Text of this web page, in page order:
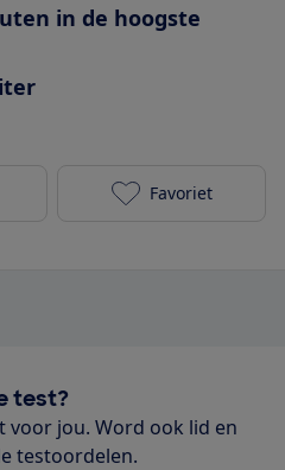
in de hoogste
AEG QX8-1-
Favoriet
test?
jou. Word ook lid en
testoordelen.